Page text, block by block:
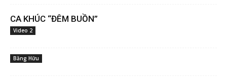
CA KHÚC “ĐÊM BUỒN”
Video 2
Bằng Hữu